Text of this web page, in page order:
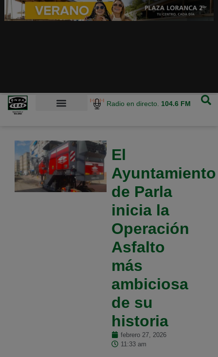
Radio en directo. 104.6 FM
El
Ayuntamiento
de Parla
inicia la
Operación
Asfalto
más
ambiciosa
de su
historia
febrero 27, 2026
11:33 am